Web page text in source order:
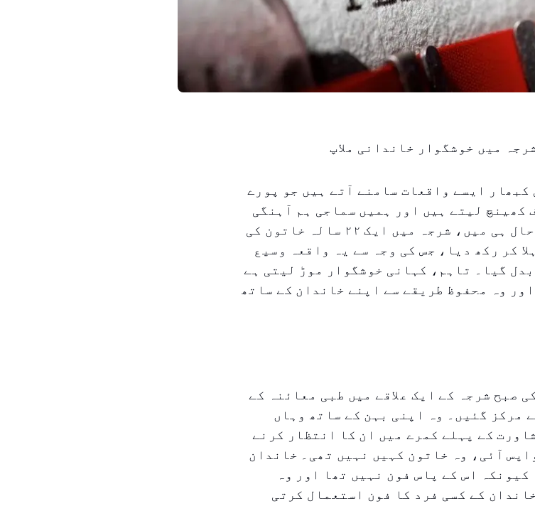
میں خوشگوار خاندانی ملاپ
کبھار ایسے واقعات سامنے آتے ہیں جو پورے
کھینچ لیتے ہیں اور ہمیں سماجی ہم آہنگی
کی اہمیت کا یاد دلاتے ہیں۔ حال ہی میں، شرجہ میں ایک ۲۲ سالہ خاتون کی
کر رکھ دیا، جس کی وجہ سے یہ واقعہ وسیع
بدل گیا۔ تاہم، کہانی خوشگوار موڑ لیتی ہے
وہ محفوظ طریقے سے اپنے خاندان کے ساتھ
صبح شرجہ کے ایک علاقے میں طبی معائنہ کے
مرکز گئیں۔ وہ اپنی بہن کے ساتھ وہاں
کے پہلے کمرے میں ان کا انتظار کرنے
آئی، وہ خاتون کہیں نہیں تھی۔ خاندان
اس کے پاس فون نہیں تھا اور وہ
کے کسی فرد کا فون استعمال کرتی